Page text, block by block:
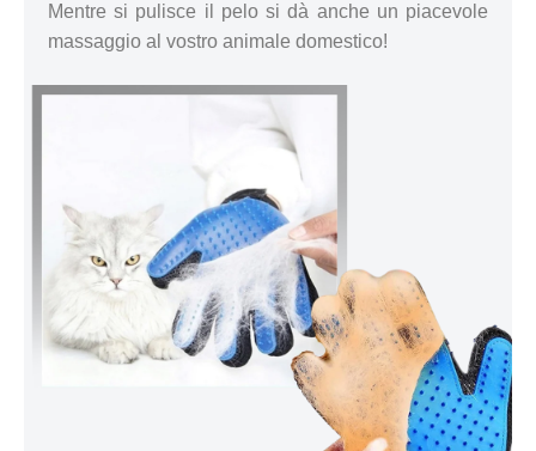
Mentre si pulisce il pelo si dà anche un piacevole
massaggio al vostro animale domestico!